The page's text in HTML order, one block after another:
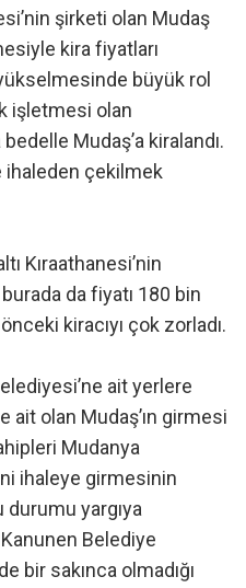
şirketi olan Mudaş
kira fiyatları
büyük rol
işletmesi olan
Mudaş’a kiralandı.
ihaleden çekilmek
Kıraathanesi’nin
da fiyatı 180 bin
kiracıyı çok zorladı.
ait yerlere
ait olan Mudaş’ın girmesi
Mudanya
ihaleye girmesinin
yargıya
Kanunen Belediye
bir sakınca olmadığı